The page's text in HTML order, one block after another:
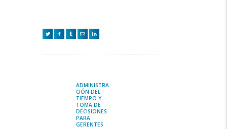
entradas
Previous
post:
ADMINISTRA
CIÓN DEL
TIEMPO Y
TOMA DE
DECISIONES
PARA
GERENTES